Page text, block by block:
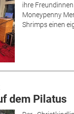
ihre
Moneypenny
Shrimps einen
dem Pilatus